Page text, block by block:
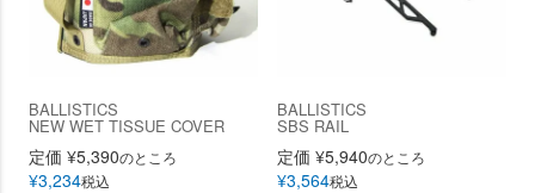
BALLISTICS
NEW WET TISSUE COVER
定価 ¥5,390のところ
¥3,234税込
BALLISTICS
SBS RAIL
定価 ¥5,940のところ
¥3,564税込